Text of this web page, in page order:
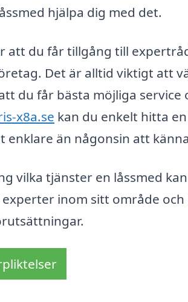
hjälpa dig med det.
att du får tillgång till
Det är alltid viktigt att
du får bästa möjliga service
x8a.se kan du enkelt hitta
än någonsin att
vilka tjänster en låssmed
inom sitt område